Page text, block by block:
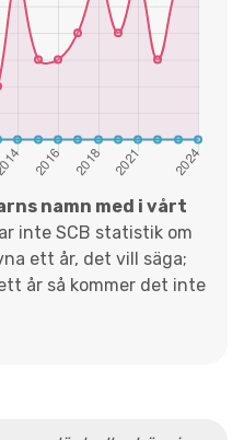
namn med i vårt
inte SCB statistik om
ett år, det vill säga;
år så kommer det inte